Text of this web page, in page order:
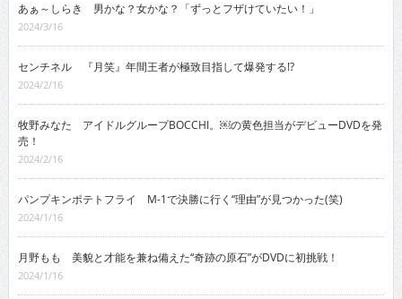
あぁ～しらき 男かな？女かな？「ずっとフザけていたい！」
2024/3/16
センチネル 『月笑』年間王者が極致目指して爆発する!?
2024/2/16
牧野みなた アイドルグループBOCCHI。￼の黄色担当がデビューDVDを発
売！
2024/2/16
パンプキンポテトフライ M-1で決勝に行く“理由”が見つかった(笑)
2024/1/16
月野もも 美貌と才能を兼ね備えた“奇跡の原石”がDVDに初挑戦！
2024/1/16